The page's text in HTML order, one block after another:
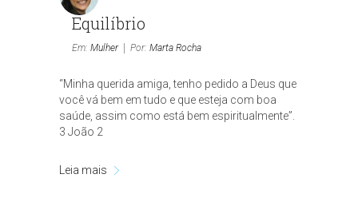
Equilíbrio
Em: Mulher Por: Marta Rocha
“Minha querida amiga, tenho pedido a Deus que
você vá bem em tudo e que esteja com boa
saúde, assim como está bem espiritualmente”.
3 João 2
Leia mais